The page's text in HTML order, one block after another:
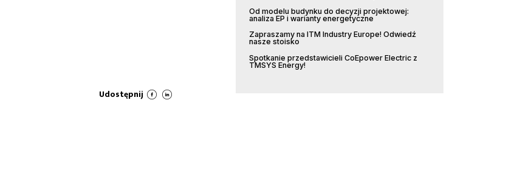
Udostępnij
Od modelu budynku do decyzji projektowej:
analiza EP i warianty energetyczne
Zapraszamy na ITM Industry Europe! Odwiedź
nasze stoisko
Spotkanie przedstawicieli CoEpower Electric z
TMSYS Energy!